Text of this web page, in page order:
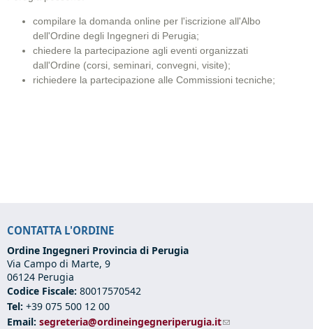
compilare la domanda online per l'iscrizione all'Albo
dell'Ordine degli Ingegneri di Perugia;
chiedere la partecipazione agli eventi organizzati
dall'Ordine (corsi, seminari, convegni, visite);
richiedere la partecipazione alle Commissioni tecniche;
CONTATTA L'ORDINE
Ordine Ingegneri Provincia di Perugia
Via Campo di Marte, 9
06124 Perugia
Codice Fiscale: 80017570542
Tel: +39 075 500 12 00
Email: segreteria@ordineingegneriperugia.it(link sends e-mail)